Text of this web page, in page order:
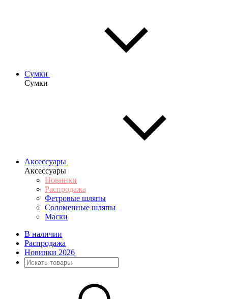
Сумки
Сумки
Аксессуары
Аксессуары
Новинки
Распродажа
Фетровые шляпы
Соломенные шляпы
Маски
В наличии
Распродажа
Новинки 2026